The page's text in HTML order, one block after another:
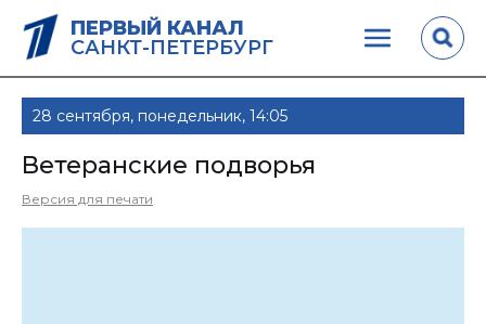
ПЕРВЫЙ КАНАЛ
САНКТ-ПЕТЕРБУРГ
28 сентября, понедельник, 14:05
Ветеранские подворья
Версия для печати